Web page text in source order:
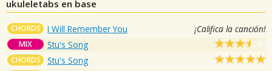
ukuleletabs en base
CHORDS I Will Remember You ¡Califica la canción!
MIX Stu's Song
CHORDS Stu's Song